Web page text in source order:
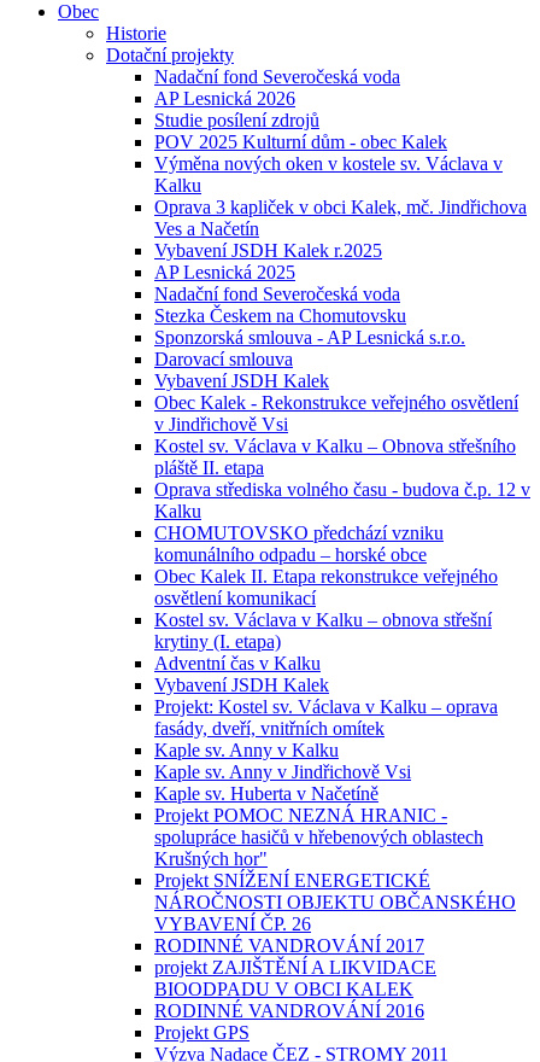
Obec
Historie
Dotační projekty
Nadační fond Severočeská voda
AP Lesnická 2026
Studie posílení zdrojů
POV 2025 Kulturní dům - obec Kalek
Výměna nových oken v kostele sv. Václava v
Kalku
Oprava 3 kapliček v obci Kalek, mč. Jindřichova
Ves a Načetín
Vybavení JSDH Kalek r.2025
AP Lesnická 2025
Nadační fond Severočeská voda
Stezka Českem na Chomutovsku
Sponzorská smlouva - AP Lesnická s.r.o.
Darovací smlouva
Vybavení JSDH Kalek
Obec Kalek - Rekonstrukce veřejného osvětlení
v Jindřichově Vsi
Kostel sv. Václava v Kalku – Obnova střešního
pláště II. etapa
Oprava střediska volného času - budova č.p. 12 v
Kalku
CHOMUTOVSKO předchází vzniku
komunálního odpadu – horské obce
Obec Kalek II. Etapa rekonstrukce veřejného
osvětlení komunikací
Kostel sv. Václava v Kalku – obnova střešní
krytiny (I. etapa)
Adventní čas v Kalku
Vybavení JSDH Kalek
Projekt: Kostel sv. Václava v Kalku – oprava
fasády, dveří, vnitřních omítek
Kaple sv. Anny v Kalku
Kaple sv. Anny v Jindřichově Vsi
Kaple sv. Huberta v Načetíně
Projekt POMOC NEZNÁ HRANIC -
spolupráce hasičů v hřebenových oblastech
Krušných hor"
Projekt SNÍŽENÍ ENERGETICKÉ
NÁROČNOSTI OBJEKTU OBČANSKÉHO
VYBAVENÍ ČP. 26
RODINNÉ VANDROVÁNÍ 2017
projekt ZAJIŠTĚNÍ A LIKVIDACE
BIOODPADU V OBCI KALEK
RODINNÉ VANDROVÁNÍ 2016
Projekt GPS
Výzva Nadace ČEZ - STROMY 2011